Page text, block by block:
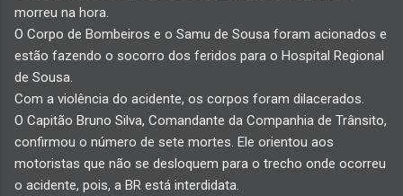
morreu na hora.
O Corpo de Bombeiros e o Samu de Sousa foram acionados e
estão fazendo o socorro dos feridos para o Hospital Regional
de Sousa.
Com a violência do acidente, os corpos foram dilacerados.
O Capitão Bruno Silva, Comandante da Companhia de Trânsito,
confirmou o número de sete mortes. Ele orientou aos
motoristas que não se desloquem para o trecho onde ocorreu
o acidente, pois, a BR está interdidata.